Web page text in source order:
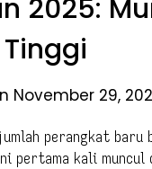
2025:
Tinggi
November 29,
perangkat baru
pertama kali muncul